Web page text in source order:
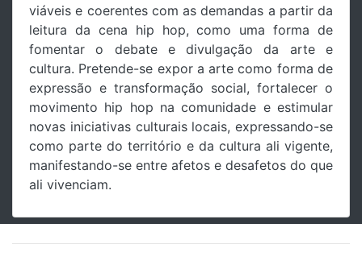
viáveis e coerentes com as demandas a partir da
leitura da cena hip hop, como uma forma de
fomentar o debate e divulgação da arte e
cultura. Pretende-se expor a arte como forma de
expressão e transformação social, fortalecer o
movimento hip hop na comunidade e estimular
novas iniciativas culturais locais, expressando-se
como parte do território e da cultura ali vigente,
manifestando-se entre afetos e desafetos do que
ali vivenciam.